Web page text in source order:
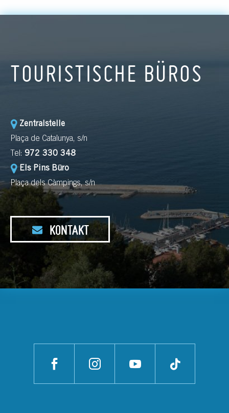
TOURISTISCHE BÜROS
Zentralstelle
Plaça de Catalunya, s/n
Tel: 972 330 348
Els Pins Büro
Plaça dels Càmpings, s/n
KONTAKT